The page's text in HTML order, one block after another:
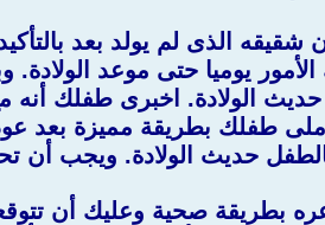
الذى لم يولد بعد
الأمور يوميا حتى موعد
الولادة. اخبرى طفلك
طفلك بطريقة مميزة
حديث الولادة. ويجب أن
بطريقة صحية وعليك أن